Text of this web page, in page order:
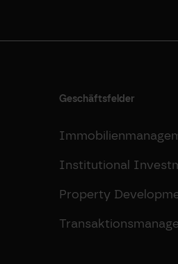
Geschäftsfelder
Institutional
Property